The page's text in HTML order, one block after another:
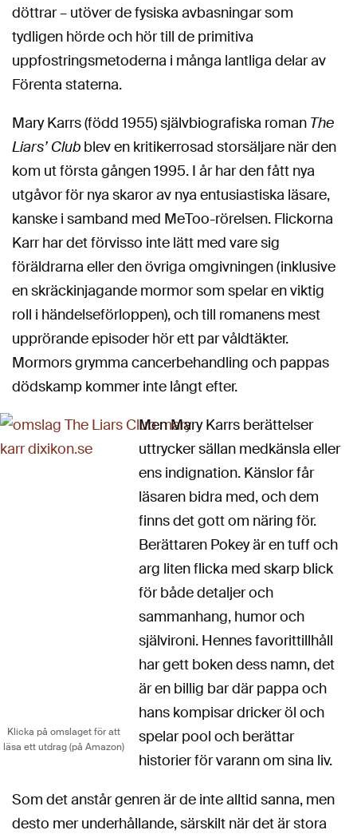
döttrar – utöver de fysiska avbasningar som
tydligen hörde och hör till de primitiva
uppfostringsmetoderna i många lantliga delar av
Förenta staterna.
Mary Karrs (född 1955) självbiografiska roman The
Liars’ Clubblev en kritikerrosad storsäljare när den
kom ut första gången 1995. I år har den fått nya
utgåvor för nya skaror av nya entusiastiska läsare,
kanske i samband med MeToo-rörelsen. Flickorna
Karr har det förvisso inte lätt med vare sig
föräldrarna eller den övriga omgivningen (inklusive
en skräckinjagande mormor som spelar en viktig
roll i händelseförloppen), och till romanens mest
upprörande episoder hör ett par våldtäkter.
Mormors grymma cancerbehandling och pappas
dödskamp kommer inte långt efter.
Klicka på omslaget för att
läsa ett utdrag (på Amazon)
Men Mary Karrs berättelser
uttrycker sällan medkänsla eller
ens indignation. Känslor får
läsaren bidra med, och dem
finns det gott om näring för.
Berättaren Pokey är en tuff och
arg liten flicka med skarp blick
för både detaljer och
sammanhang, humor och
självironi. Hennes favorittillhåll
har gett boken dess namn, det
är en billig bar där pappa och
hans kompisar dricker öl och
spelar pool och berättar
historier för varann om sina liv.
Som det anstår genren är de inte alltid sanna, men
desto mer underhållande, särskilt när det är stora